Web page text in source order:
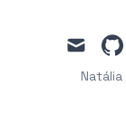
mail